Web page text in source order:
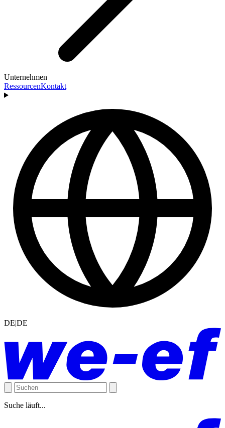
Unternehmen
RessourcenKontakt
DE|DE
Suche läuft...